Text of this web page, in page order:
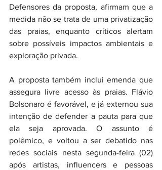
Defensores da proposta, afirmam que a
medida não se trata de uma privatização
das praias, enquanto críticos alertam
sobre possíveis impactos ambientais e
exploração privada.
A proposta também inclui emenda que
assegura livre acesso às praias. Flávio
Bolsonaro é favorável, e já externou sua
intenção de defender a pauta para que
ela seja aprovada. O assunto é
polêmico, e voltou a ser debatido nas
redes sociais nesta segunda-feira (02)
após artistas, influencers e pessoas